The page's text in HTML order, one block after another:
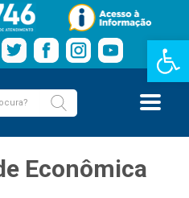
Barra de
Econômica